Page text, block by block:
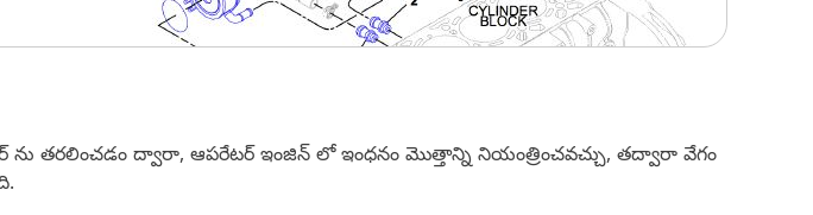
తరలించడం ద్వారా, ఆపరేటర్ ఇంజిన్ లో ఇంధనం మొత్తాన్ని నియంత్రించవచ్చు, తద్వారా వేగం